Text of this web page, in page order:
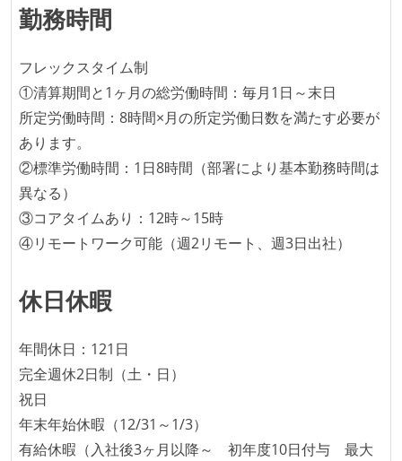
形で行っている
ワークフローの整備
全てのコードをバージョン管理ツールで管理している
各メンバーが実装したコードのマージは Pull Request
ベースで行われる
自動（＝システム化され、1コマンドで実行できる）
ビルド、自動デプロイ環境が整備されている
コードによるインフラ構成管理（Infrastructure as
オープンな情報共有
KPI などチームの目標・実績値について、メンバーの
誰もがいつでも閲覧可能になっている
労働環境の自由度
フレックスタイム制または裁量労働制を採用している
勤務時間
フレックスタイム制
①清算期間と1ヶ月の総労働時間：毎月1日～末日
所定労働時間：8時間×月の所定労働日数を満たす必要が
あります。
②標準労働時間：1日8時間（部署により基本勤務時間は
異なる）
③コアタイムあり：12時～15時
④リモートワーク可能（週2リモート、週3日出社）
休日休暇
年間休日：121日
完全週休2日制（土・日）
祝日
年末年始休暇（12/31～1/3）
有給休暇（入社後3ヶ月以降～ 初年度10日付与 最大